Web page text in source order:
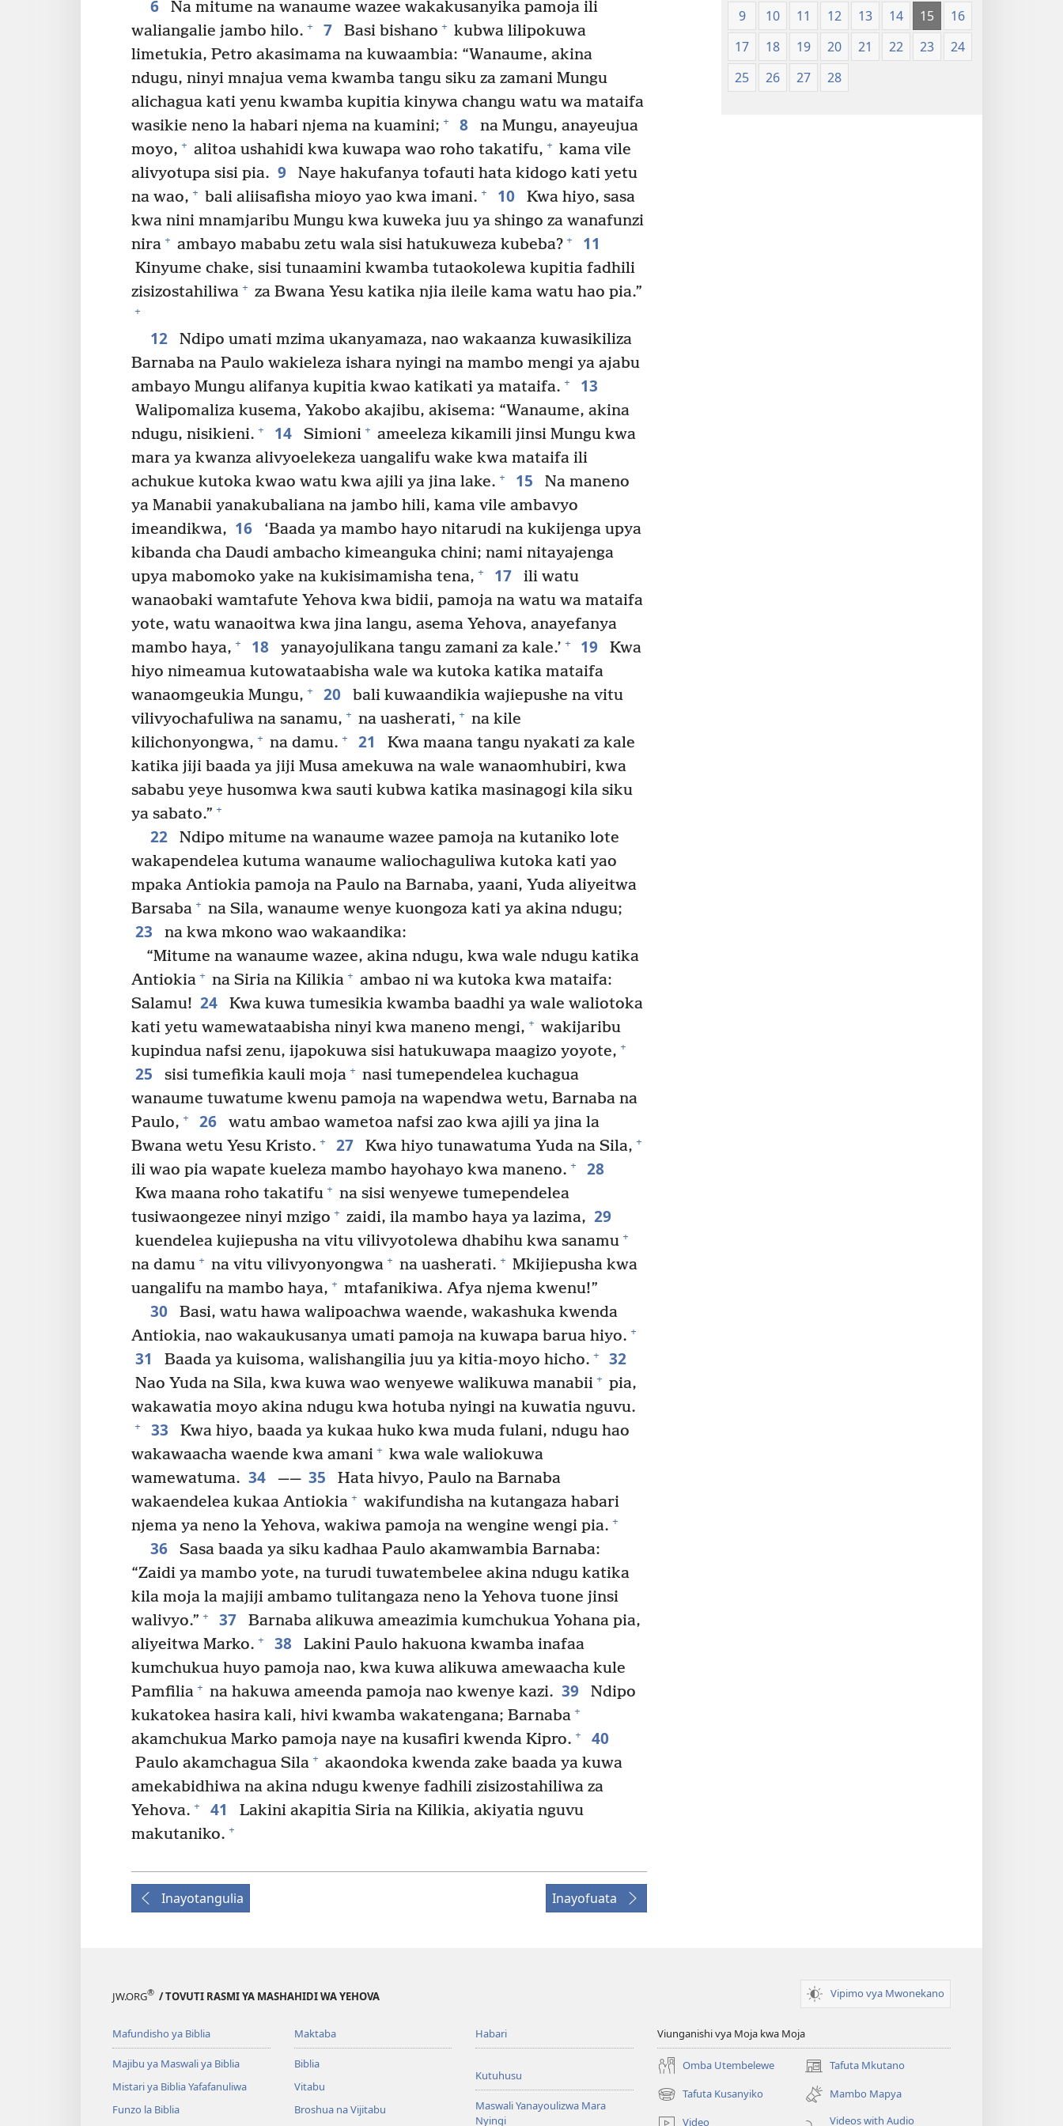
6
Na mitume na wanaume wazee wakakusanyika pamoja ili
waliangalie jambo hilo. + 7 Basi bishano + kubwa lilipokuwa
limetukia, Petro akasimama na kuwaambia: “Wanaume, akina
ndugu, ninyi mnajua vema kwamba tangu siku za zamani Mungu
alichagua kati yenu kwamba kupitia kinywa changu watu wa mataifa
wasikie neno la habari njema na kuamini; + 8
na Mungu, anayeujua
moyo, + alitoa ushahidi kwa kuwapa wao roho takatifu, + kama vile
alivyotupa sisi pia. 9
Naye hakufanya tofauti hata kidogo kati yetu
na wao, + bali aliisafisha mioyo yao kwa imani. + 10
Kwa hiyo, sasa
kwa nini mnamjaribu Mungu kwa kuweka juu ya shingo za wanafunzi
nira + ambayo mababu zetu wala sisi hatukuweza kubeba? + 11
Kinyume chake, sisi tunaamini kwamba tutaokolewa kupitia fadhili
zisizostahiliwa + za Bwana Yesu katika njia ileile kama watu hao pia.”
+
12
Ndipo umati mzima ukanyamaza, nao wakaanza kuwasikiliza
Barnaba na Paulo wakieleza ishara nyingi na mambo mengi ya ajabu
ambayo Mungu alifanya kupitia kwao katikati ya mataifa. + 13
Walipomaliza kusema, Yakobo akajibu, akisema: “Wanaume, akina
ndugu, nisikieni. + 14 Simioni + ameeleza kikamili jinsi Mungu kwa
mara ya kwanza alivyoelekeza uangalifu wake kwa mataifa ili
achukue kutoka kwao watu kwa ajili ya jina lake. + 15
Na maneno
ya Manabii yanakubaliana na jambo hili, kama vile ambavyo
imeandikwa, 16
‘Baada ya mambo hayo nitarudi na kukijenga upya
kibanda cha Daudi ambacho kimeanguka chini; nami nitayajenga
upya mabomoko yake na kukisimamisha tena, + 17
ili watu
wanaobaki wamtafute Yehova kwa bidii, pamoja na watu wa mataifa
yote, watu wanaoitwa kwa jina langu, asema Yehova, anayefanya
mambo haya, + 18 yanayojulikana tangu zamani za kale.’ + 19
Kwa
hiyo nimeamua kutowataabisha wale wa kutoka katika mataifa
wanaomgeukia Mungu, + 20
bali kuwaandikia wajiepushe na vitu
vilivyochafuliwa na sanamu, + na uasherati, + na kile
kilichonyongwa, + na damu. + 21
Kwa maana tangu nyakati za kale
katika jiji baada ya jiji Musa amekuwa na wale wanaomhubiri, kwa
sababu yeye husomwa kwa sauti kubwa katika masinagogi kila siku
ya sabato.” +
22
Ndipo mitume na wanaume wazee pamoja na kutaniko lote
wakapendelea kutuma wanaume waliochaguliwa kutoka kati yao
mpaka Antiokia pamoja na Paulo na Barnaba, yaani, Yuda aliyeitwa
Barsaba + na Sila, wanaume wenye kuongoza kati ya akina ndugu;
23
na kwa mkono wao wakaandika:
“Mitume na wanaume wazee, akina ndugu, kwa wale ndugu katika
Antiokia + na Siria na Kilikia + ambao ni wa kutoka kwa mataifa:
Salamu! 24
Kwa kuwa tumesikia kwamba baadhi ya wale waliotoka
kati yetu wamewataabisha ninyi kwa maneno mengi, + wakijaribu
kupindua nafsi zenu, ijapokuwa sisi hatukuwapa maagizo yoyote, +
25 sisi tumefikia kauli moja + nasi tumependelea kuchagua
wanaume tuwatume kwenu pamoja na wapendwa wetu, Barnaba na
Paulo, + 26
watu ambao wametoa nafsi zao kwa ajili ya jina la
Bwana wetu Yesu Kristo. + 27 Kwa hiyo tunawatuma Yuda na Sila, +
ili wao pia wapate kueleza mambo hayohayo kwa maneno. + 28
Kwa maana roho takatifu + na sisi wenyewe tumependelea
tusiwaongezee ninyi mzigo + zaidi, ila mambo haya ya lazima, 29
kuendelea kujiepusha na vitu vilivyotolewa dhabihu kwa sanamu +
na damu + na vitu vilivyonyongwa + na uasherati. + Mkijiepusha kwa
uangalifu na mambo haya, + mtafanikiwa. Afya njema kwenu!”
30
Basi, watu hawa walipoachwa waende, wakashuka kwenda
Antiokia, nao wakaukusanya umati pamoja na kuwapa barua hiyo. +
31 Baada ya kuisoma, walishangilia juu ya kitia-moyo hicho. + 32
Nao Yuda na Sila, kwa kuwa wao wenyewe walikuwa manabii + pia,
wakawatia moyo akina ndugu kwa hotuba nyingi na kuwatia nguvu.
+ 33
Kwa hiyo, baada ya kukaa huko kwa muda fulani, ndugu hao
wakawaacha waende kwa amani + kwa wale waliokuwa
wamewatuma. 34 —— 35
Hata hivyo, Paulo na Barnaba
wakaendelea kukaa Antiokia + wakifundisha na kutangaza habari
njema ya neno la Yehova, wakiwa pamoja na wengine wengi pia. +
36
Sasa baada ya siku kadhaa Paulo akamwambia Barnaba:
“Zaidi ya mambo yote, na turudi tuwatembelee akina ndugu katika
kila moja la majiji ambamo tulitangaza neno la Yehova tuone jinsi
walivyo.” + 37
Barnaba alikuwa ameazimia kumchukua Yohana pia,
aliyeitwa Marko. + 38
Lakini Paulo hakuona kwamba inafaa
kumchukua huyo pamoja nao, kwa kuwa alikuwa amewaacha kule
Pamfilia + na hakuwa ameenda pamoja nao kwenye kazi. 39
Ndipo
kukatokea hasira kali, hivi kwamba wakatengana; Barnaba +
akamchukua Marko pamoja naye na kusafiri kwenda Kipro. + 40
Paulo akamchagua Sila + akaondoka kwenda zake baada ya kuwa
amekabidhiwa na akina ndugu kwenye fadhili zisizostahiliwa za
Yehova. + 41
Lakini akapitia Siria na Kilikia, akiyatia nguvu
makutaniko. +
Inayotangulia Inayofuata
(Chapa
ya
Jalada
9
10 11 12 13 14 15
16
17
18 19 20 21 22 23
24
25
26 27 28
JW.ORG® / TOVUTI RASMI YA MASHAHIDI WA YEHOVA Vipimo vya Mwonekano
Mafundisho ya Biblia
Majibu ya Maswali ya Biblia
Mistari ya Biblia Yafafanuliwa
Funzo la Biblia
Maktaba
Biblia
Vitabu
Broshua na Vijitabu
Habari
Kutuhusu
Maswali Yanayoulizwa Mara
Nyingi
Viunganishi vya Moja kwa Moja
Omba Utembelewe Tafuta Mkutano
(opens
new
window)
Tafuta Kusanyiko
(opens
new
Mambo Mapya
Video
Videos with Audio